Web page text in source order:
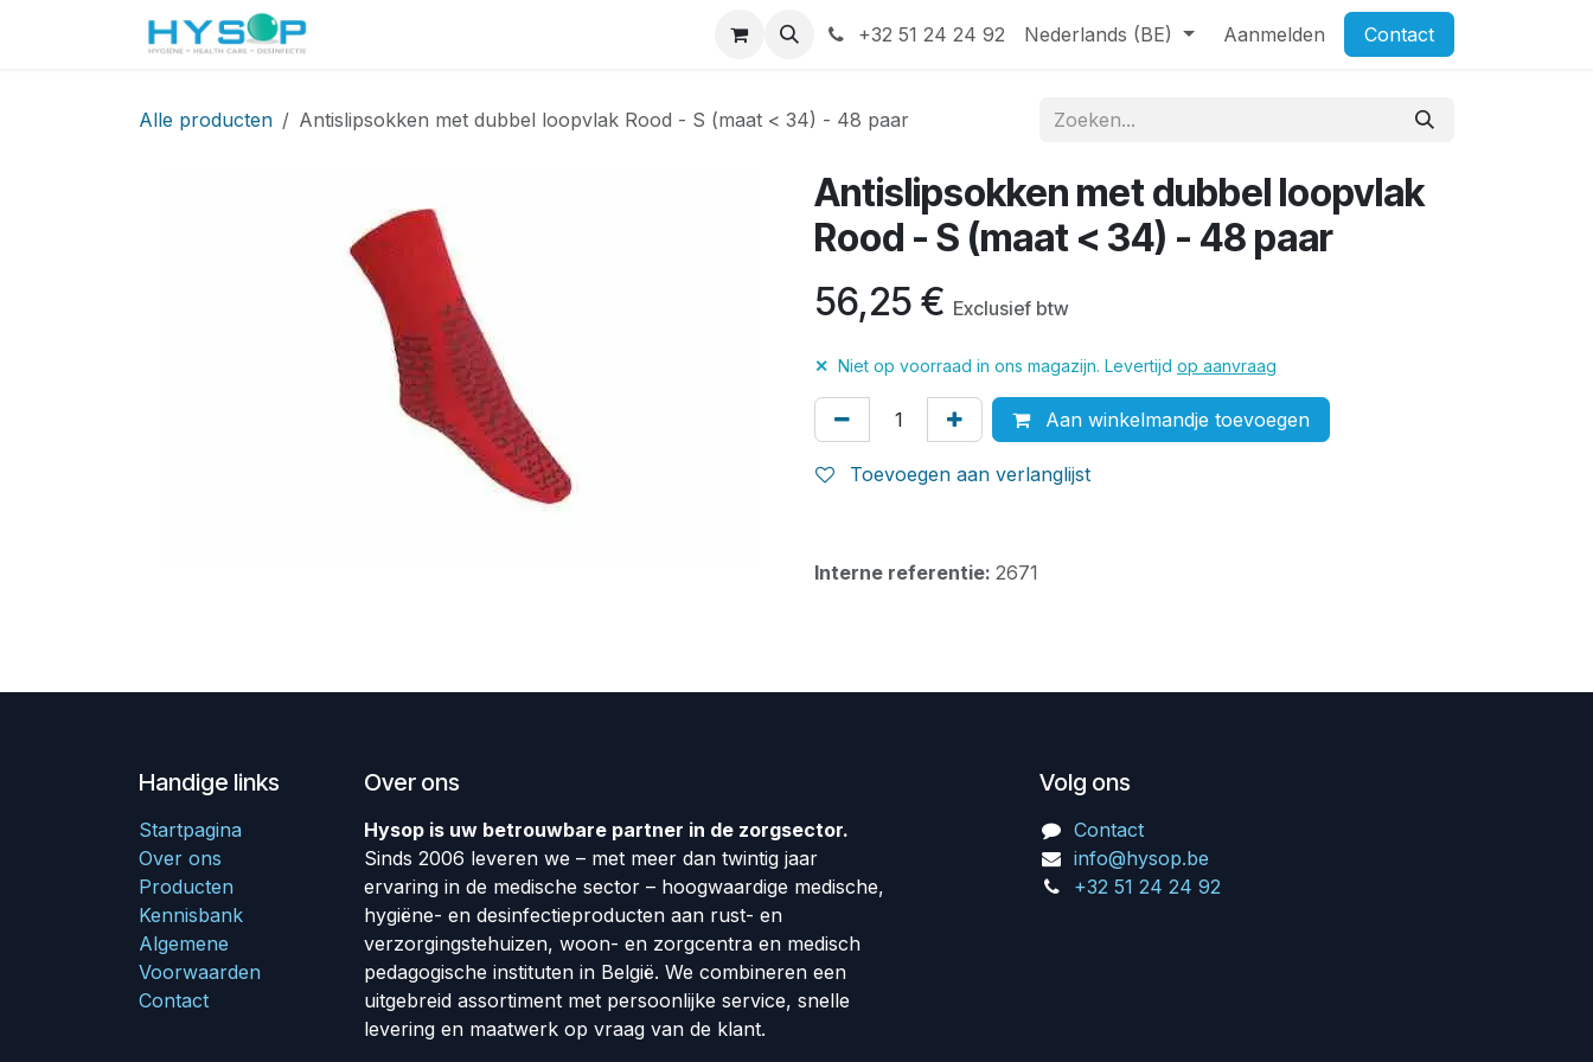
+32 51 24 24 92 Nederlands (BE) Aanmelden Contact
Alle producten Antislipsokken met dubbel loopvlak Rood - S (maat < 34) - 48 paar
Antislipsokken met dubbel loopvlak
Rood - S (maat < 34) - 48 paar
56,25 € Exclusief btw
✕ Niet op voorraad in ons magazijn. Levertijd op aanvraag
Aan winkelmandje toevoegen
Toevoegen aan verlanglijst
Interne referentie: 2671
Handige links
Startpagina
Over ons
Producten
Kennisbank
Algemene
Voorwaarden
Contact
Over ons
Hysop is uw betrouwbare partner in de zorgsector.
Sinds 2006 leveren we – met meer dan twintig jaar
ervaring in de medische sector – hoogwaardige medische,
hygiëne- en desinfectieproducten aan rust- en
verzorgingstehuizen, woon- en zorgcentra en medisch
pedagogische instituten in België. We combineren een
uitgebreid assortiment met persoonlijke service, snelle
levering en maatwerk op vraag van de klant.
Volg ons
Contact
info@hysop.be
+32 51 24 24 92